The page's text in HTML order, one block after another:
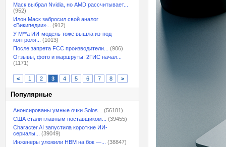
Маск выбрал Nvidia, но AMD рассчитывает...
(952)
Илон Маск забросил свой аналог
«Википедии»...
(912)
У M**a ИИ-модель тоже вышла из-под
контроля...
(1013)
После запрета FCC производители...
(906)
Отзывы, фото и маршруты: 2ГИС начал...
(1171)
< 1 2 3 4 5 6 7 8 >
Популярные
Анонсированы умные очки Solos...
(56181)
США стали главным поставщиком...
(39455)
Character.AI запустила короткие ИИ-
сериалы...
(39049)
Инженеры уложили HBM на бок —...
(38847)